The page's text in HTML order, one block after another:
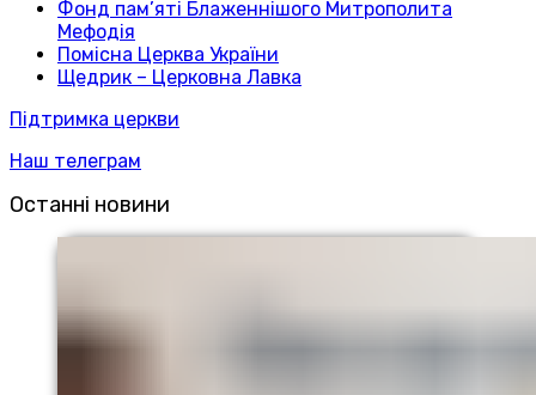
Фонд пам’яті Блаженнішого Митрополита
Мефодія
Помісна Церква України
Щедрик – Церковна Лавка
Підтримка церкви
Наш телеграм
Останні новини